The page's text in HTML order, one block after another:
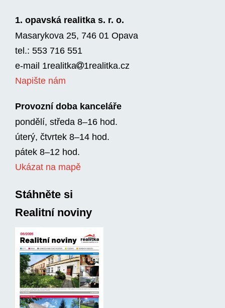
1. opavská realitka s. r. o.
Masarykova 25, 746 01 Opava
tel.: 553 716 551
e-mail 1realitka
1rea­litka.cz
Napište nám
Provozní doba kanceláře
pondělí, středa 8–16 hod.
úterý, čtvrtek 8–14 hod.
pátek 8–12 hod.
Ukázat na mapě
Stáhněte si
Realitní noviny